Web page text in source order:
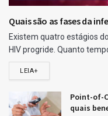
Quais são as fases da
Existem quatro estágios
HIV progride. Quanto
LEIA+
Point-of-
quais